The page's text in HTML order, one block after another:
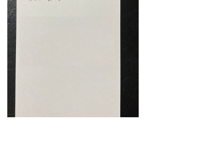
合格後の進路
よくあるご質問
オンライン個別指導